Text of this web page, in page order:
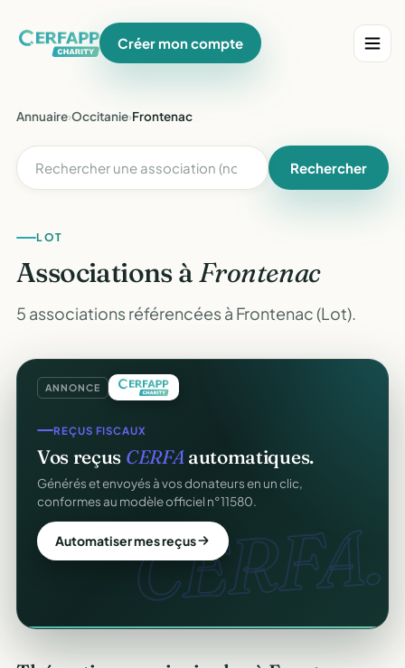
Créer mon compte
Annuaire›Occitanie›Frontenac
Rechercher
LOT
Associations àFrontenac
5 associations référencées à Frontenac (Lot).
ANNONCE
CERFA.
REÇUS FISCAUX
Vos reçus CERFAautomatiques.
Générés et envoyés à vos donateurs en un clic,
conformes au modèle officiel n°11580.
Automatiser mes reçus
COLLECTE DE DONS
Collectez des donsen ligne.
Campagnes, paiement sécurisé, reçu fiscal instantané
pour chaque donateur. 100 % gratuit.
Lancer ma collecte